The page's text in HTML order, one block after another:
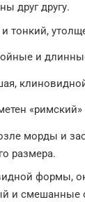
друг другу.
тонкий,
и
морды и
размера.
формы,
и смешанные